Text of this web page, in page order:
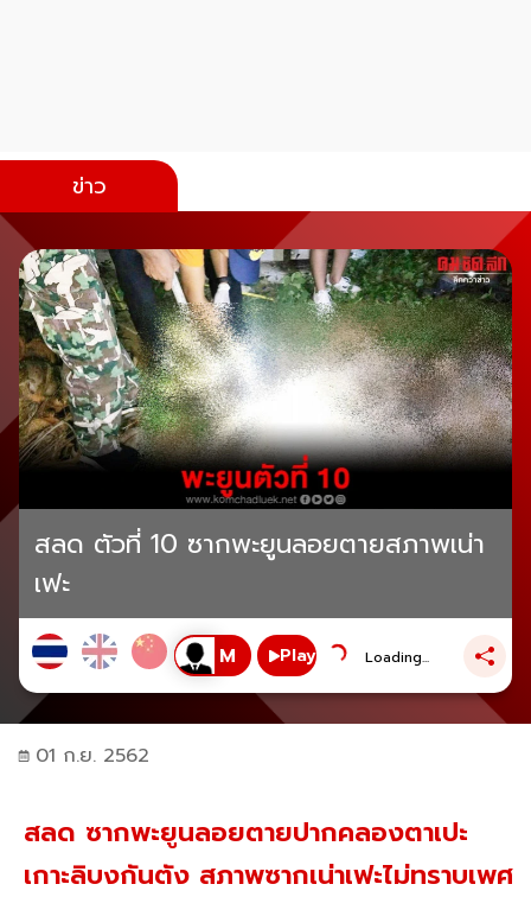
ข่าว
สลด ตัวที่ 10 ซากพะยูนลอยตายสภาพเน่า
เฟะ
Play Loading...
01 ก.ย. 2562
สลด ซากพะยูนลอยตายปากคลองตาเปะ
เกาะลิบงกันตัง สภาพซากเน่าเฟะไม่ทราบเพศ